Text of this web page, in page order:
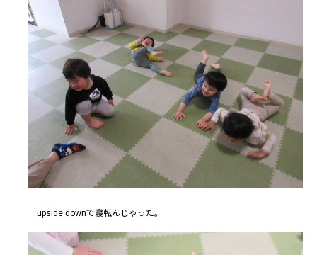
upside downで寝転んじゃった。